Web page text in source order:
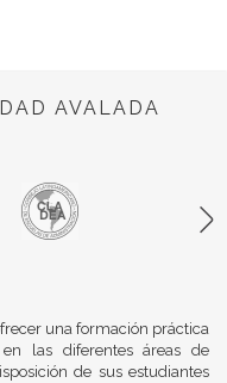
AVALADA
una formación práctica
en las diferentes áreas de
de sus estudiantes